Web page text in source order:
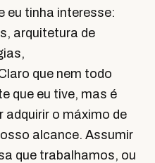
eu tinha interesse:
arquitetura de
que nem todo
que eu tive, mas é
o máximo de
alcance. Assumir
que trabalhamos, ou